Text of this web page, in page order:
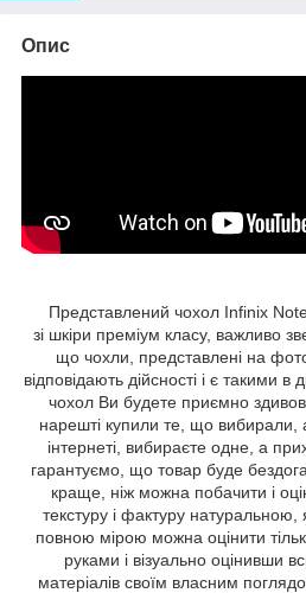
Опис
Представлений чохол Infinix
зі шкіри преміум класу, важливо
що чохли, представлені на
відповідають дійсності і є такими в
чохол Ви будете приємно
нарешті купили те, що вибирали,
інтернеті, вибираєте одне, а
гарантуємо, що товар буде
краще, ніж можна побачити і
текстуру і фактуру натуральною,
повною мірою можна оцінити
руками і візуально оцінивши
матеріалів своїм власним